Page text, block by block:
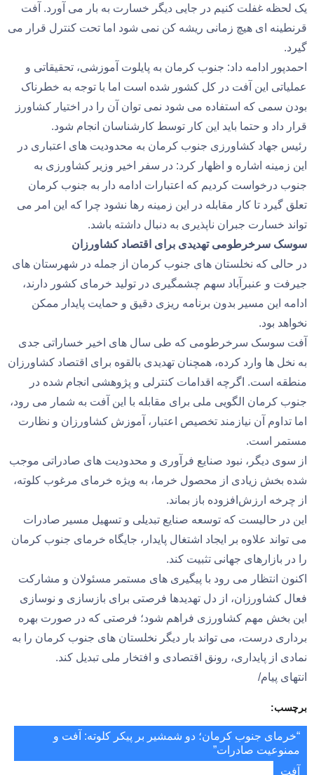
یک لحظه غفلت کنیم در جایی دیگر خسارت به بار می آورد. آفت
قرنطینه ای هیچ زمانی ریشه کن نمی شود اما تحت کنترل قرار می
گیرد.
احمدپور ادامه داد: جنوب کرمان به پایلوت آموزشی، تحقیقاتی و
عملیاتی این آفت در کل کشور شده است اما با توجه به خطرناک
بودن سمی که استفاده می شود نمی توان آن را در اختیار کشاورز
قرار داد و حتما باید این کار توسط کارشناسان انجام شود.
رئیس جهاد کشاورزی جنوب کرمان به محدودیت های اعتباری در
این زمینه اشاره و اظهار کرد: در سفر اخیر وزیر کشاورزی به
جنوب درخواست کردیم که اعتبارات ادامه دار به جنوب کرمان
تعلق گیرد تا کار مقابله در این زمینه رها نشود چرا که این امر می
تواند خسارت جبران ناپذیری به دنبال داشته باشد.
سوسک سرخرطومی تهدیدی برای اقتصاد کشاورزان
در حالی که نخلستان‌ های جنوب کرمان از جمله در شهرستان‌ های
جیرفت و عنبرآباد سهم چشمگیری در تولید خرمای کشور دارند،
ادامه این مسیر بدون برنامه ‌ریزی دقیق و حمایت پایدار ممکن
نخواهد بود.
آفت سوسک سرخرطومی که طی سال‌ های اخیر خساراتی جدی
به نخل‌ ها وارد کرده، همچنان تهدیدی بالقوه برای اقتصاد کشاورزان
منطقه است. اگرچه اقدامات کنترلی و پژوهشی انجام‌ شده در
جنوب کرمان الگویی ملی برای مقابله با این آفت به شمار می ‌رود،
اما تداوم آن نیازمند تخصیص اعتبار، آموزش کشاورزان و نظارت
مستمر است.
از سوی دیگر، نبود صنایع فرآوری و محدودیت‌ های صادراتی موجب
شده بخش زیادی از محصول خرما، به‌ ویژه خرمای مرغوب کلوته،
از چرخه ارزش‌افزوده باز بماند.
این در حالیست که توسعه صنایع تبدیلی و تسهیل مسیر صادرات
می ‌تواند علاوه بر ایجاد اشتغال پایدار، جایگاه خرمای جنوب کرمان
را در بازارهای جهانی تثبیت کند.
اکنون انتظار می ‌رود با پیگیری ‌های مستمر مسئولان و مشارکت
فعال کشاورزان، از دل تهدیدها فرصتی برای بازسازی و نوسازی
این بخش مهم کشاورزی فراهم شود؛ فرصتی که در صورت بهره
‌برداری درست، می ‌تواند بار دیگر نخلستان ‌های جنوب کرمان را به
نمادی از پایداری، رونق اقتصادی و افتخار ملی تبدیل کند.
انتهای پیام/
برچسب:
“خرمای جنوب کرمان؛ دو شمشیر بر پیکر کلوته: آفت و
ممنوعیت صادرات”
آفت